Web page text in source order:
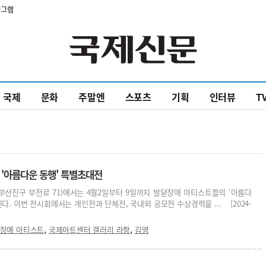
램
국제 문화 주말엔 스포츠 기획 인터뷰
름다운 동행' 특별초대전
산진구 부전로 71)에서는 4월2일부터 9일까지 발달장애 아티스트들의 ‘아름다
다. 이번 전시회에서는 개인전과 단체전, 국내외 공모전 수상경력을 ... [2024-
애 아티스트, 국제아트센터 갤러리 라함, 김영